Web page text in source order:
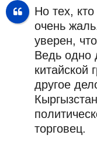
Но тех,
очень
уверен,
Ведь одно
китайской
другое
торговец.